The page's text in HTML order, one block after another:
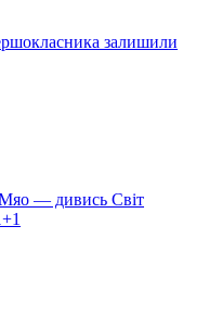
залишили
— дивись Світ